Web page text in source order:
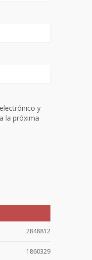
y
la próxima
2848812
1860329